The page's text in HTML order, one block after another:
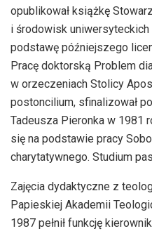
opublikował książkę
i środowisk uniwersyteckich
podstawę późniejszego
Pracę doktorską Problem
w orzeczeniach Stolicy
postoncilium, sfinalizował
Tadeusza Pieronka w 1981
się na podstawie pracy
charytatywnego. Studium
Zajęcia dydaktyczne z
Papieskiej Akademii
1987 pełnił funkcję